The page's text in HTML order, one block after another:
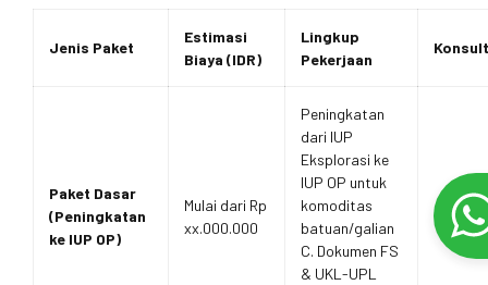
Jenis Paket
Estimasi
Biaya (IDR)
Lingkup
Pekerjaan
Paket Dasar
(Peningkatan
ke IUP OP)
Mulai dari Rp
xx.000.000
Peningkatan
dari IUP
Eksplorasi ke
IUP OP untuk
komoditas
batuan/galian
C. Dokumen FS
& UKL-UPL